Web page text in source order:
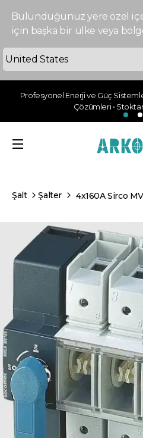
Bulunduğunuz yere özel
için başka bir ülke veya
Profesyonel Enerji ve Güç
Çözümleri •
Şalt Şalter 4x160A Sirco